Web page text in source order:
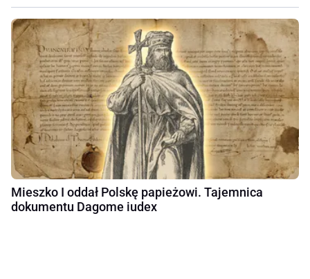
Mieszko I oddał Polskę papieżowi. Tajemnica
dokumentu Dagome iudex